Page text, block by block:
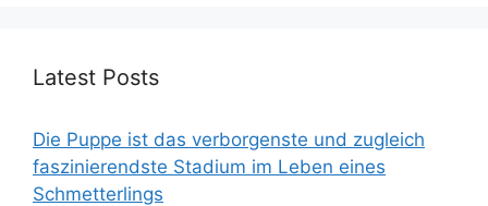
Latest Posts
Die Puppe ist das verborgenste und zugleich
faszinierendste Stadium im Leben eines
Schmetterlings